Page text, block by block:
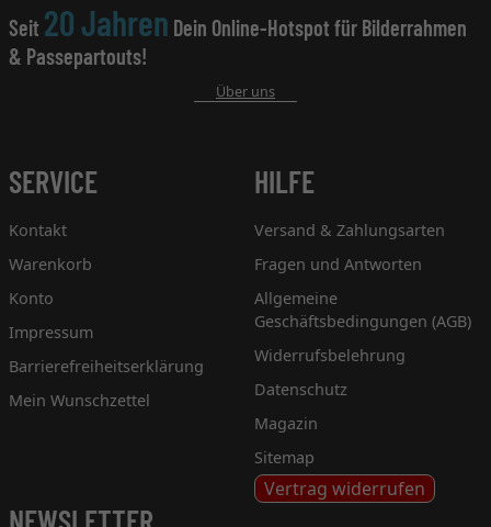
Seit 20 Jahren Dein Online-Hotspot für Bilderrahmen
& Passepartouts!
Über uns
SERVICE
Kontakt
Warenkorb
Konto
Impressum
Barrierefreiheitserklärung
Mein Wunschzettel
HILFE
Versand & Zahlungsarten
Fragen und Antworten
Allgemeine
Geschäftsbedingungen (AGB)
Widerrufsbelehrung
Datenschutz
Magazin
Sitemap
Vertrag widerrufen